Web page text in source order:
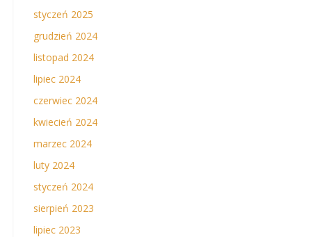
styczeń 2025
grudzień 2024
listopad 2024
lipiec 2024
czerwiec 2024
kwiecień 2024
marzec 2024
luty 2024
styczeń 2024
sierpień 2023
lipiec 2023